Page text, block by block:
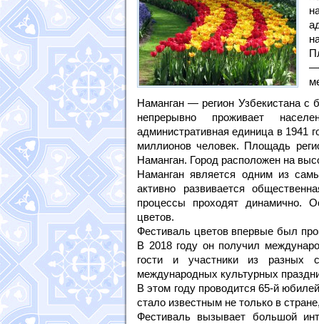
—
Наманган — регион Узбекистана с
непрерывно проживает
административная единица в 1941
миллионов человек. Площадь
Наманган. Город расположен на
Наманган является одним из
активно развивается
процессы проходят динамично.
цветов.
Фестиваль цветов впервые был
В 2018 году он получил
гости и участники из разных
международных культурных
В этом году проводится 65-й
стало известным не только в
Фестиваль вызывает большой